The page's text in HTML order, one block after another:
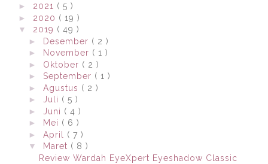
► 2021 ( 5 )
► 2020 ( 19 )
▼
2019 ( 49 )
►
Desember ( 2 )
►
November ( 1 )
► Oktober ( 2 )
► September ( 1 )
► Agustus ( 2 )
► Juli ( 5 )
►
Juni ( 4 )
►
Mei ( 6 )
► April ( 7 )
▼
Maret ( 8 )
Review Wardah EyeXpert Eyeshadow Classic